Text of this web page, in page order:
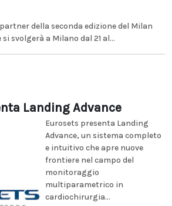
della seconda edizione del Milan
svolgerà a Milano dal 21 al...
Landing Advance
Eurosets presenta Landing
Advance, un sistema completo
e intuitivo che apre nuove
frontiere nel campo del
monitoraggio
multiparametrico in
cardiochirurgia...